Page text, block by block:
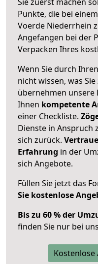
Punkte, die bei
Voerde Niederrhein
Angefangen bei der
Verpacken Ihres
Wenn Sie durch
nicht wissen, was
übernehmen unsere
Ihnen kompetente
einer Checkliste.
Dienste in Anspruch
sich zurück.
Erfahrung in der
sich Angebote.
Füllen Sie jetzt das
Sie kostenlose
Bis zu 60 % der
finden Sie nur bei